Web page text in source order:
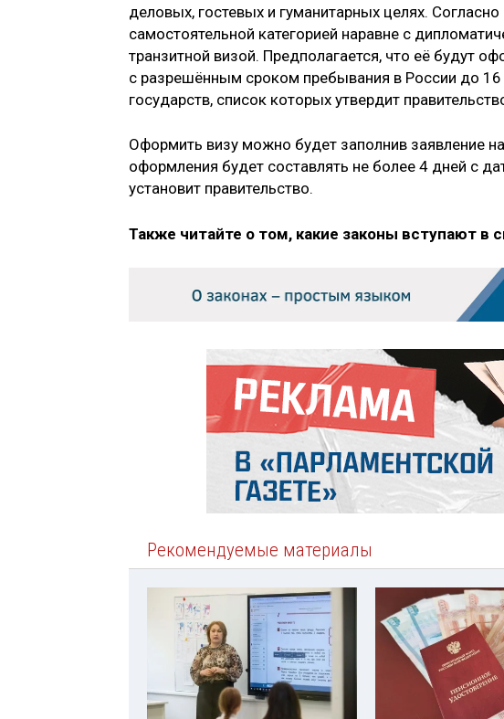
деловых, гостевых и гуманитарных целях.
самостоятельной категорией наравне с
транзитной визой. Предполагается, что её будут
с разрешённым сроком пребывания в России до 16
государств, список которых утвердит
Оформить визу можно будет заполнив заявление
оформления будет составлять не более 4 дней с
установит правительство.
Также читайте о том, какие законы вступают в
Рекомендуемые материалы